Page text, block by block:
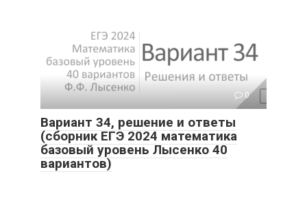
0
Вариант 34, решение и ответы
(сборник ЕГЭ 2024 математика
базовый уровень Лысенко 40
вариантов)